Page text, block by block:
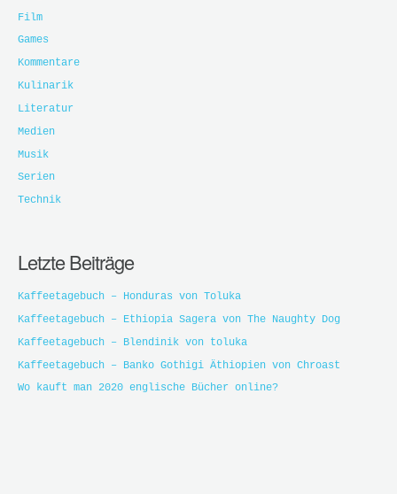
Film
Games
Kommentare
Kulinarik
Literatur
Medien
Musik
Serien
Technik
Letzte Beiträge
Kaffeetagebuch – Honduras von Toluka
Kaffeetagebuch – Ethiopia Sagera von The Naughty Dog
Kaffeetagebuch – Blendinik von toluka
Kaffeetagebuch – Banko Gothigi Äthiopien von Chroast
Wo kauft man 2020 englische Bücher online?